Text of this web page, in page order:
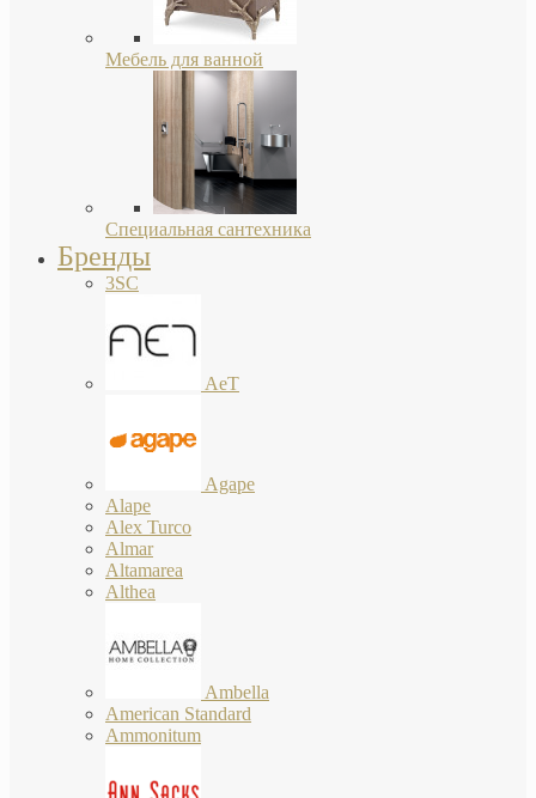
Мебель для ванной
Специальная сантехника
Бренды
3SC
AeT
Agape
Alape
Alex Turco
Almar
Altamarea
Althea
Ambella
American Standard
Ammonitum